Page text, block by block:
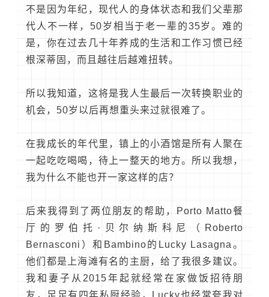
不是因为年纪，现代人的身体状态和我们父辈那
代人不一样，50岁相当于老一辈的35岁。难的
是，你在过去几十年养成的生活和工作习惯已经
根深蒂固，而且越往后越难扭转。
所以我知道，这将是我人生最后一次转换职业的
机会，50岁以后再想重头来过就很难了。
在我成长的年代里，镇上的小酒馆是所有人聚在
一起吃吃喝喝，待上一整天的地方。所以我想，
我为什么不能也开一家这样的店？
后来我得到了两位朋友的帮助，Porto Matto餐
厅的罗伯托·贝尔纳斯科尼（Roberto
Bernasconi）和Bambino的Lucky Lasagna。
他们都是上海滩有名的主厨，给了我很多建议。
我和妻子从2015年起就经常在家做饭招待朋
友，足足有四年私厨经验，Lucky也经常夸我对